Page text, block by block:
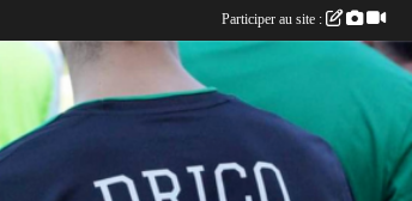
Participer au site :